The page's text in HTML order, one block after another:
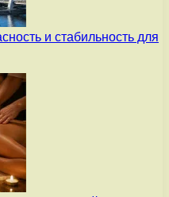
и стабильность для